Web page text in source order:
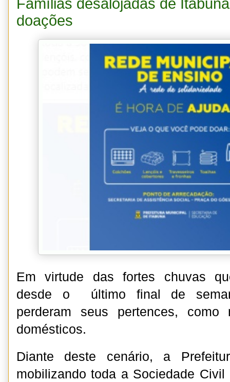
Famílias desalojadas de
doações
Em virtude das fortes chuvas
desde o último final de
perderam seus pertences, como
domésticos.
Diante deste cenário, a
mobilizando toda a Sociedade Civil